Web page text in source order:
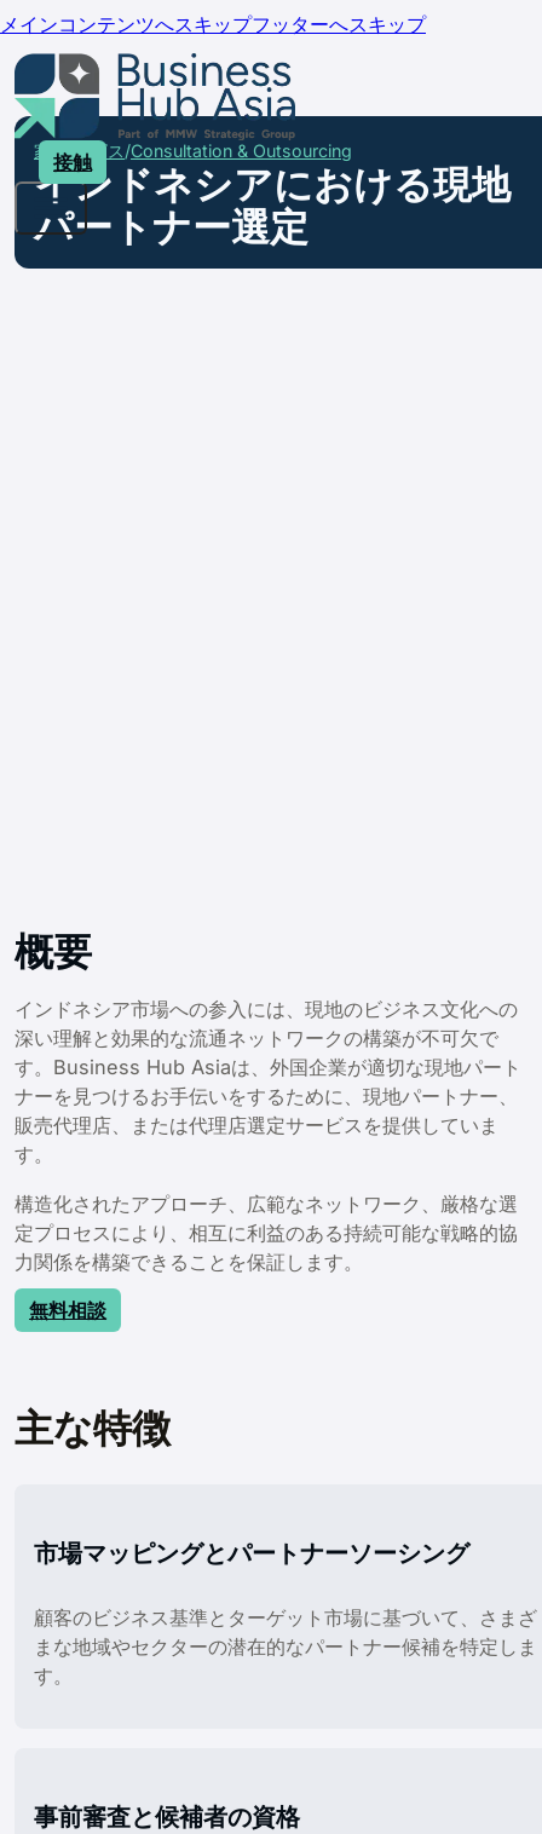
メインコンテンツへスキップフッターへスキップ
接触
家 サービス Consultation & Outsourcing
インドネシアにおける現地
パートナー選定
概要
インドネシア市場への参入には、現地のビジネス文化への
深い理解と効果的な流通ネットワークの構築が不可欠で
す。Business Hub Asiaは、外国企業が適切な現地パート
ナーを見つけるお手伝いをするために、現地パートナー、
販売代理店、または代理店選定サービスを提供していま
す。
構造化されたアプローチ、広範なネットワーク、厳格な選
定プロセスにより、相互に利益のある持続可能な戦略的協
力関係を構築できることを保証します。
無料相談
主な特徴
市場マッピングとパートナーソーシング
顧客のビジネス基準とターゲット市場に基づいて、さまざ
まな地域やセクターの潜在的なパートナー候補を特定しま
す。
事前審査と候補者の資格